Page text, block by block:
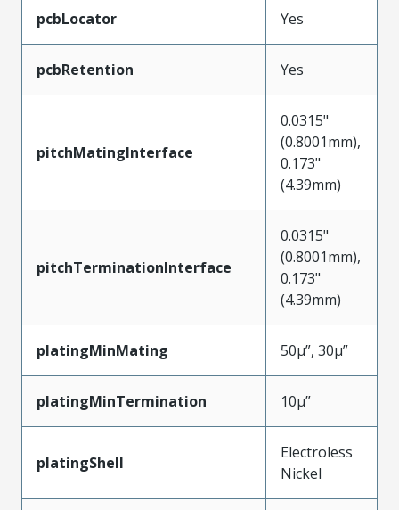
pcbLocator Yes
pcbRetention Yes
pitchMatingInterface
0.0315"
(0.8001mm),
0.173"
(4.39mm)
pitchTerminationInterface
0.0315"
(0.8001mm),
0.173"
(4.39mm)
platingMinMating 50µ”, 30µ”
platingMinTermination 10µ”
platingShell
Electroless
Nickel